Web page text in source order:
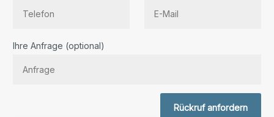
Ihre Anfrage (optional)
Rückruf anfordern